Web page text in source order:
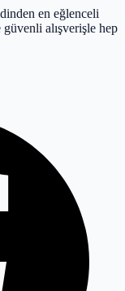
en eğlenceli
alışverişle hep